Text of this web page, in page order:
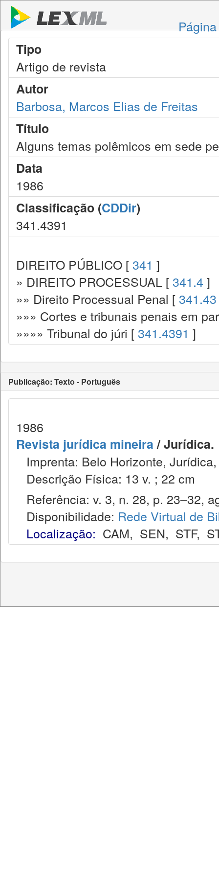
Tipo
Artigo de revista
Autor
Barbosa, Marcos Elias de Freitas
Título
Alguns temas polêmicos em sede
Data
1986
Classificação (CDDir)
341.4391
DIREITO PÚBLICO [ 341 ]
» DIREITO PROCESSUAL [ 341.4 ]
»» Direito Processual Penal [ 341.43
»»» Cortes e tribunais penais em
»»»» Tribunal do júri [ 341.4391 ]
Publicação: Texto - Português
1986
Revista jurídica mineira/ Jurídica.
Imprenta: Belo Horizonte,
Descrição Física: 13 v. ; 22 cm
Referência: v. 3, n. 28, p. 23–32,
Disponibilidade: Rede Virtual de
Localização: CAM, SEN, STF,